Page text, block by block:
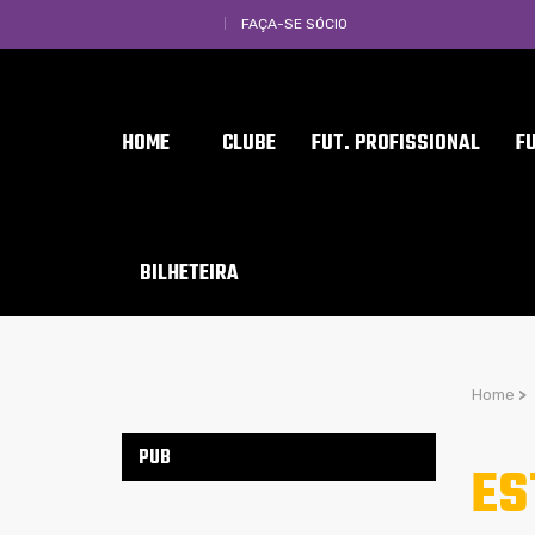
FAÇA-SE SÓCIO
HOME CLUBE FUT. PROFISSIONAL
BILHETEIRA
Home >
PUB